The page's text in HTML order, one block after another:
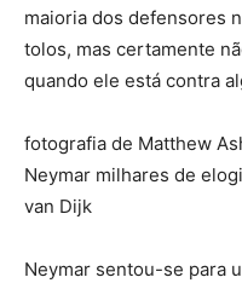
maioria dos defensores
tolos, mas certamente
quando ele está contra
fotografia de Matthew
Neymar milhares de
van Dijk
Neymar sentou-se para